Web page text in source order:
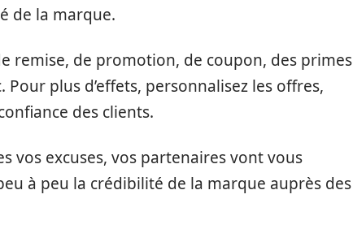
de la marque.
remise, de promotion, de coupon, des primes
plus d’effets, personnalisez les offres,
des clients.
vos excuses, vos partenaires vont vous
à peu la crédibilité de la marque auprès des